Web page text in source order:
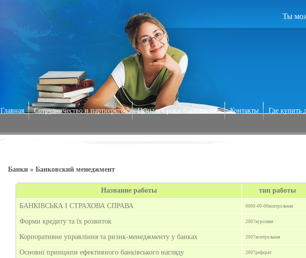
Ты
Главная Сотрудничество и партнерство Цены и Сроки выполнения Контакты Где купить
Банки » Банковский менеджмент
Название работы тип работы
БАНКІВСЬКА І СТРАХОВА СПРАВА 0000-00-00контрольная
Форми кредиту та їх розвиток 2007курсовая
Корпоративне управління та ризик-менеджменту у банках 2007контрольная
Основні принципи ефективного банківського нагляду 2007реферат